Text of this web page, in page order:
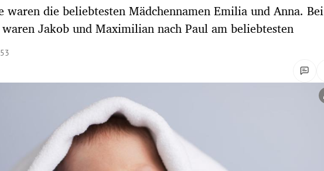
waren die beliebtesten Mädchennamen Emilia und Anna. Bei
Jakob und Maximilian nach Paul am beliebtesten
öffnen/schließen